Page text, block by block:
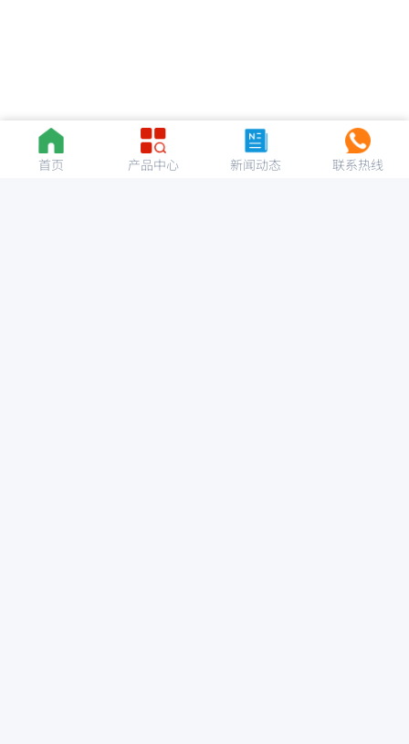
首页 产品中心 新闻动态 联系热线